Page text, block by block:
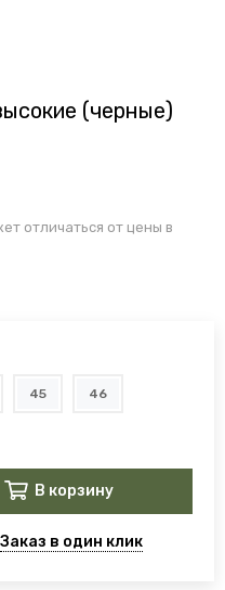
(черные)
отличаться от цены в
45 46
В корзину
Заказ в один клик